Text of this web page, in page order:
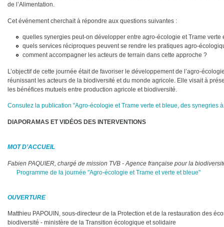
de l’Alimentation.
Cet événement cherchait à répondre aux questions suivantes :
quelles synergies peut-on développer entre agro-écologie et Trame verte
quels services réciproques peuvent se rendre les pratiques agro-
comment accompagner les acteurs de terrain dans cette approche ?
L’objectif de cette journée était de favoriser le développement de l’agro-
réunissant les acteurs de la biodiversité et du monde agricole. Elle visait à
les bénéfices mutuels entre production agricole et biodiversité.
Consutez la publication "Agro-écologie et Trame verte et bleue, des synegries
DIAPORAMAS ET VIDÉOS DES INTERVENTIONS
MOT D’ACCUEIL
Fabien PAQUIER, chargé de mission TVB - Agence française pour la
Programme de la journée "Agro-écologie et Trame et verte et bleue"
OUVERTURE
Matthieu PAPOUIN, sous-directeur de la Protection et de la restauration des
biodiversité - ministère de la Transition écologique et solidaire